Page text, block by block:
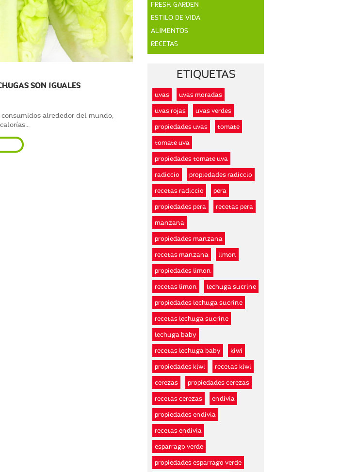
SON IGUALES
alrededor del mundo,
FRESH GARDEN
ESTILO DE VIDA
ALIMENTOS
RECETAS
ETIQUETAS
uvas
uvas moradas
uvas rojas
uvas verdes
propiedades uvas
tomate
tomate uva
propiedades tomate uva
radiccio
propiedades radiccio
recetas radiccio
pera
propiedades pera
recetas pera
manzana
propiedades manzana
recetas manzana
limon
propiedades limon
recetas limon
lechuga sucrine
propiedades lechuga sucrine
recetas lechuga sucrine
lechuga baby
recetas lechuga baby
kiwi
propiedades kiwi
recetas kiwi
cerezas
propiedades cerezas
recetas cerezas
endivia
propiedades endivia
recetas endivia
esparrago verde
propiedades esparrago verde